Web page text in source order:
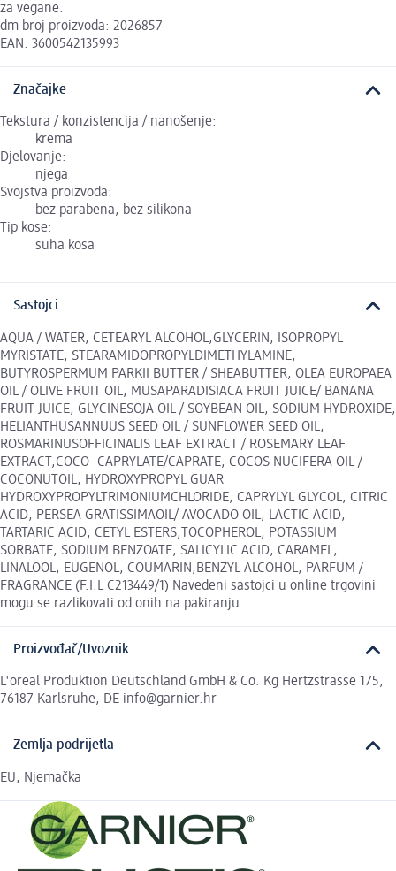
za vegane.
dm broj proizvoda: 2026857
EAN: 3600542135993
Značajke
Tekstura / konzistencija / nanošenje:
krema
Djelovanje:
njega
Svojstva proizvoda:
bez parabena, bez silikona
Tip kose:
suha kosa
Sastojci
AQUA / WATER, CETEARYL ALCOHOL,GLYCERIN, ISOPROPYL
MYRISTATE, STEARAMIDOPROPYLDIMETHYLAMINE,
BUTYROSPERMUM PARKII BUTTER / SHEABUTTER, OLEA EUROPAEA
OIL / OLIVE FRUIT OIL, MUSAPARADISIACA FRUIT JUICE/ BANANA
FRUIT JUICE, GLYCINESOJA OIL / SOYBEAN OIL, SODIUM HYDROXIDE,
HELIANTHUSANNUUS SEED OIL / SUNFLOWER SEED OIL,
ROSMARINUSOFFICINALIS LEAF EXTRACT / ROSEMARY LEAF
EXTRACT,COCO- CAPRYLATE/CAPRATE, COCOS NUCIFERA OIL /
COCONUTOIL, HYDROXYPROPYL GUAR
HYDROXYPROPYLTRIMONIUMCHLORIDE, CAPRYLYL GLYCOL, CITRIC
ACID, PERSEA GRATISSIMAOIL/ AVOCADO OIL, LACTIC ACID,
TARTARIC ACID, CETYL ESTERS,TOCOPHEROL, POTASSIUM
SORBATE, SODIUM BENZOATE, SALICYLIC ACID, CARAMEL,
LINALOOL, EUGENOL, COUMARIN,BENZYL ALCOHOL, PARFUM /
FRAGRANCE (F.I.L C213449/1) Navedeni sastojci u online trgovini
mogu se razlikovati od onih na pakiranju.
Proizvođač/Uvoznik
L'oreal Produktion Deutschland GmbH & Co. Kg Hertzstrasse 175,
76187 Karlsruhe, DE info@garnier.hr
Zemlja podrijetla
EU, Njemačka